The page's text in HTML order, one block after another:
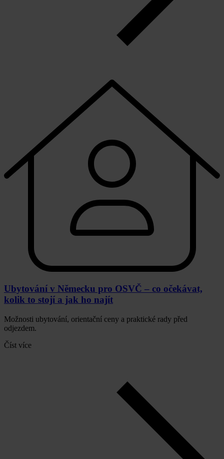
Ubytování v Německu pro OSVČ – co očekávat,
kolik to stojí a jak ho najít
Možnosti ubytování, orientační ceny a praktické rady před
odjezdem.
Číst více